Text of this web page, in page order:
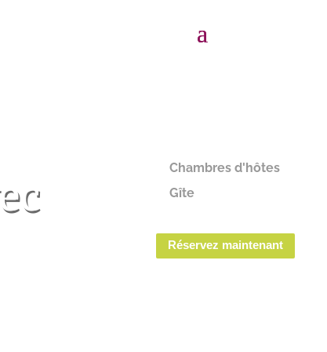
Chambres d'hôtes
Gîte
Réservez maintenant